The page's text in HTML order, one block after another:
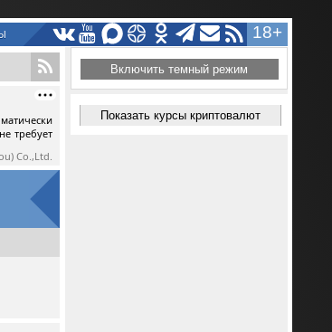
18+
требует
Co.,Ltd.
Включить темный режим
Показать курсы криптовалют